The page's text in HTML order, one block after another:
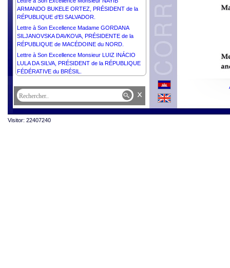
ARMANDO BUKELE ORTEZ, PRÉSIDENT de la
RÉPUBLIQUE d’El SALVADOR.
Lettre à Son Excellence Madame GORDANA
SILJANOVSKA DAVKOVA, PRÉSIDENTE de la
RÉPUBLIQUE de MACÉDOINE du NORD.
Lettre à Son Excellence Monsieur LUIZ INÁCIO
LULA DA SILVA, PRÉSIDENT de la RÉPUBLIQUE
FÉDÉRATIVE du BRÉSIL.
x
Visitor: 22407240